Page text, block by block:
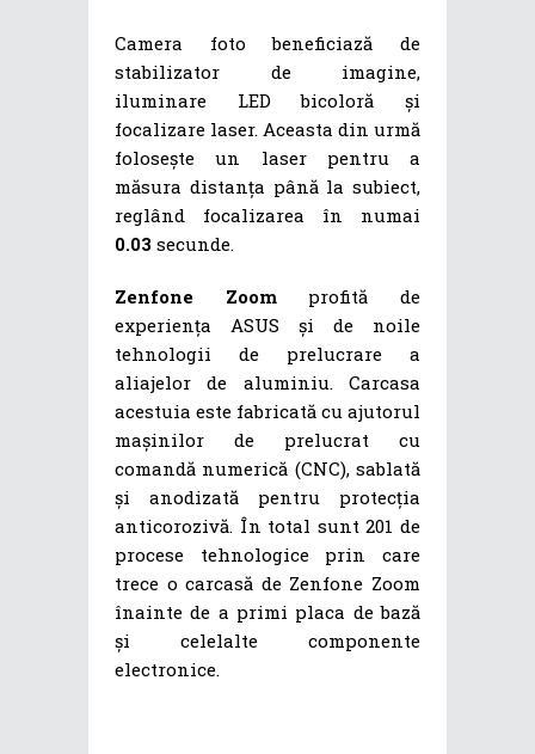
Camera foto beneficiază de
stabilizator de imagine,
iluminare LED bicoloră și
focalizare laser. Aceasta din urmă
folosește un laser pentru a
măsura distanța până la subiect,
reglând focalizarea în numai
0.03 secunde.
Zenfone Zoomprofită de
experiența ASUS și de noile
tehnologii de prelucrare a
aliajelor de aluminiu. Carcasa
acestuia este fabricată cu ajutorul
mașinilor de prelucrat cu
comandă numerică (CNC), sablată
și anodizată pentru protecția
anticorozivă. În total sunt 201 de
procese tehnologice prin care
trece o carcasă de Zenfone Zoom
înainte de a primi placa de bază
și celelalte componente
electronice.